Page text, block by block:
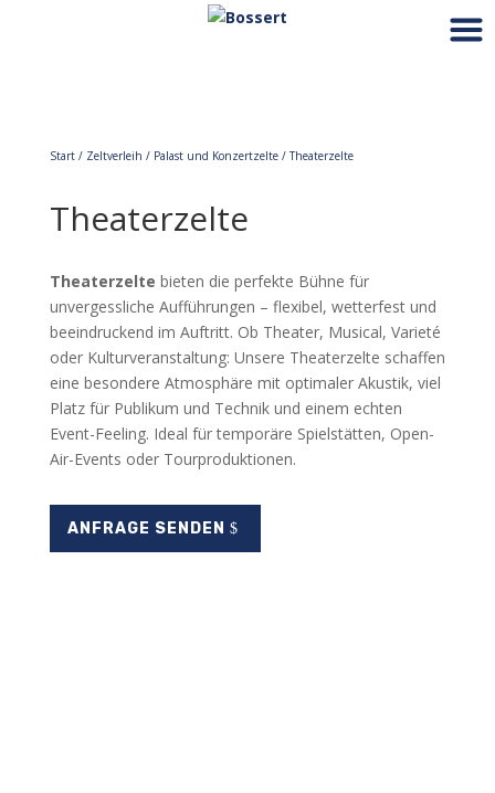
Start/ Zeltverleih / Palast und Konzertzelte/ Theaterzelte
Theaterzelte
Theaterzelte bieten die perfekte Bühne für
unvergessliche Aufführungen – flexibel, wetterfest und
beeindruckend im Auftritt. Ob Theater, Musical, Varieté
oder Kulturveranstaltung: Unsere Theaterzelte schaffen
eine besondere Atmosphäre mit optimaler Akustik, viel
Platz für Publikum und Technik und einem echten
Event-Feeling. Ideal für temporäre Spielstätten, Open-
Air-Events oder Tourproduktionen.
ANFRAGE SENDEN